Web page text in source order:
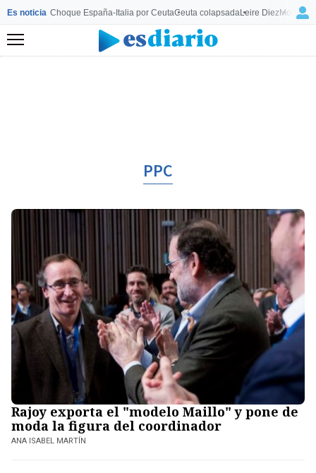
Es noticia Choque España-Italia por CeutaCeuta colapsadaLeire Diez
Menú
PPC
Rajoy exporta el "modelo Maillo" y pone de
moda la figura del coordinador
ANA ISABEL MARTÍN